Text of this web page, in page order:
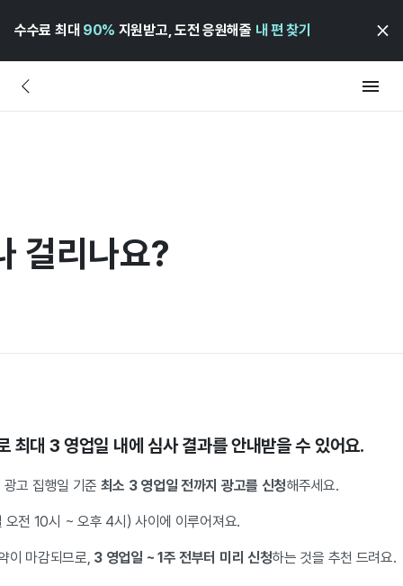
수수료 최대 90% 지원받고, 도전 응원해줄 내 편 찾기
걸리나요?
최대 3 영업일 내에 심사 결과를 안내받을 수 있어요.
고 집행일 기준 최소 3 영업일 전까지 광고를 신청해주세요.
오전 10시 ~ 오후 4시) 사이에 이루어져요.
이 마감되므로, 3 영업일 ~ 1주 전부터 미리 신청하는 것을 추천 드려요.